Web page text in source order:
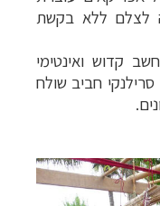
לצלם ללא בקשת
קדוש ואינטימי
חביב שולח